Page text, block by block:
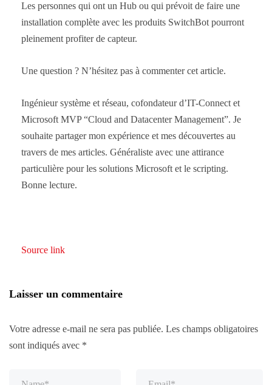
Les personnes qui ont un Hub ou qui prévoit de faire une
installation complète avec les produits SwitchBot pourront
pleinement profiter de capteur.
Une question ? N’hésitez pas à commenter cet article.
Ingénieur système et réseau, cofondateur d’IT-Connect et
Microsoft MVP “Cloud and Datacenter Management”. Je
souhaite partager mon expérience et mes découvertes au
travers de mes articles. Généraliste avec une attirance
particulière pour les solutions Microsoft et le scripting.
Bonne lecture.
Source link
Laisser un commentaire
Votre adresse e-mail ne sera pas publiée. Les champs obligatoires
sont indiqués avec *